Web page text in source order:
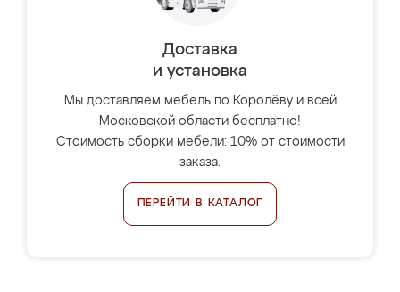
Доставка
и установка
Мы доставляем мебель по Королёву и всей
Московской области бесплатно!
Стоимость сборки мебели: 10% от стоимости
заказа.
ПЕРЕЙТИ В КАТАЛОГ